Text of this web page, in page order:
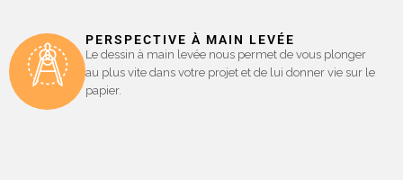
PERSPECTIVE À MAIN LEVÉE
Le dessin à main levée nous permet de vous plonger
au plus vite dans votre projet et de lui donner vie sur le
papier.